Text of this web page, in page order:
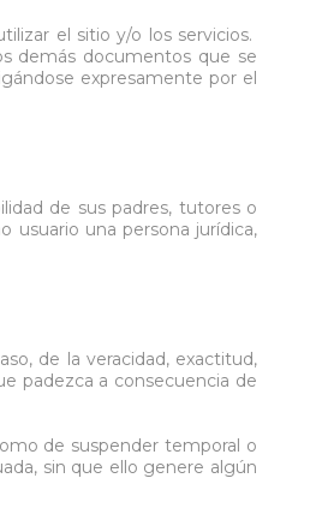
de Herramientas
el sitio y/o los servicios.
demás documentos que se
expresamente por el
de sus padres, tutores o
usuario una persona jurídica,
de la veracidad, exactitud,
padezca a consecuencia de
de suspender temporal o
sin que ello genere algún